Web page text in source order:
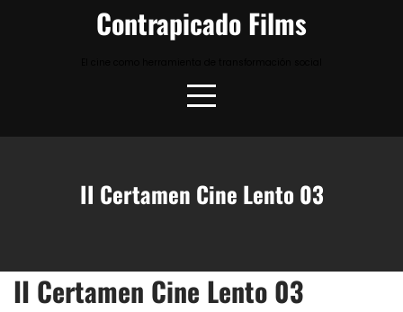
Contrapicado Films
II Certamen Cine Lento 03
II Certamen Cine Lento 03